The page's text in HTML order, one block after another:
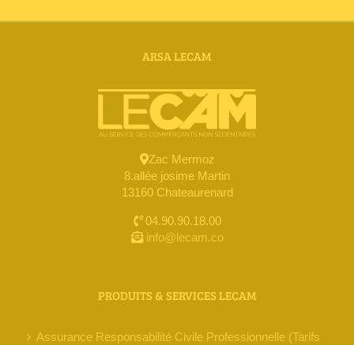
ARSA LECAM
Zac Mermoz
8.allée josime Martin
13160 Chateaurenard
04.90.90.18.00
info@lecam.co
PRODUITS & SERVICES LECAM
Assurance Responsabilité Civile Professionnelle (Tarifs